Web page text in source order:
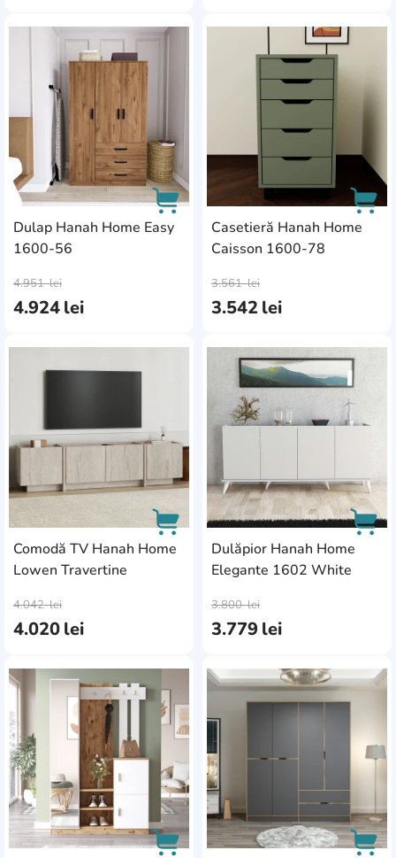
Dulap Hanah Home Easy
1600-56
4.924lei
4.951lei
AddCardToFavourite
Casetieră Hanah Home
Caisson 1600-78
3.542lei
3.561lei
Comodă TV Hanah Home
Lowen Travertine
4.020lei
4.042lei
AddCardToFavourite
AddCardToCart
Dulăpior Hanah Home
Elegante 1602 White
3.779 lei
3.800lei
AddCardToFavourite